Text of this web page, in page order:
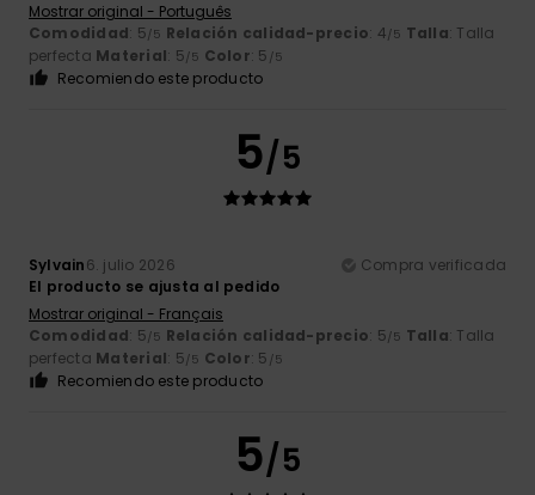
Mostrar original - Português
Comodidad: 5/5 Relación calidad-precio: 4/5 Talla: Talla
perfecta Material: 5/5 Color: 5 /5
Recomiendo este producto
5/5
Sylvain6. julio 2026
Compra verificada
El producto se ajusta al pedido
Mostrar original - Français
Comodidad: 5/5 Relación calidad-precio: 5/5 Talla: Talla
perfecta Material: 5/5 Color: 5 /5
Recomiendo este producto
5/5